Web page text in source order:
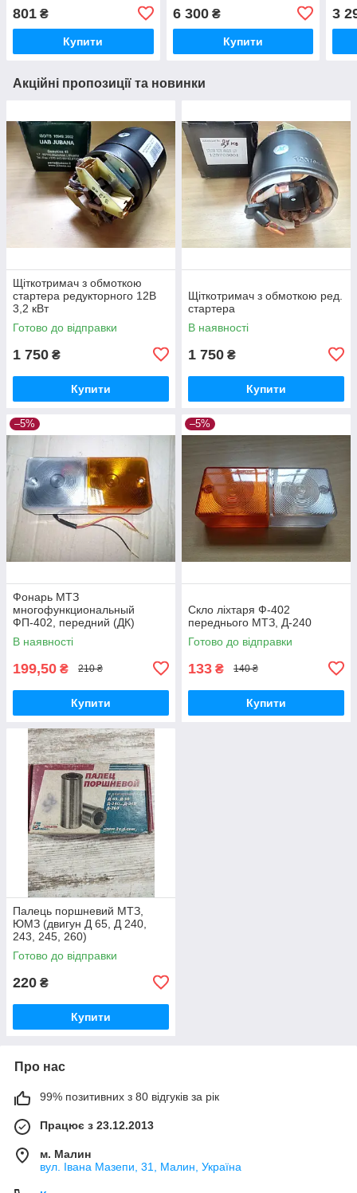
801 ₴
Купити
6 300₴
Купити
3
Акційні пропозиції та новинки
Щіткотримач з обмоткою
стартера редукторного 12В
3,2 кВт
Готово до відправки
1 750 ₴
Купити
Щіткотримач з обмоткою ред.
стартера
В наявності
1 750 ₴
Купити
–5%
Фонарь МТЗ
многофункциональный
ФП-402, передний (ДК)
В наявності
199,50 ₴ 210 ₴
Купити
–5%
Скло ліхтаря Ф-402
переднього МТЗ, Д-240
Готово до відправки
133 ₴ 140 ₴
Купити
Палець поршневий МТЗ,
ЮМЗ (двигун Д 65, Д 240,
243, 245, 260)
Готово до відправки
220 ₴
Купити
Про нас
99% позитивних з 80 відгуків за рік
Працює з 23.12.2013
м. Малин
вул. Івана Мазепи, 31, Малин, Україна